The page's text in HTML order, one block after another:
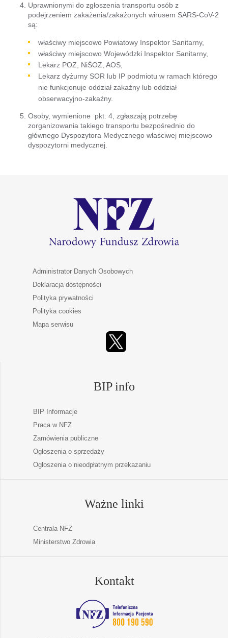
Uprawnionymi do zgłoszenia transportu osób z
podejrzeniem zakażenia/zakażonych wirusem SARS-CoV-2
są:
właściwy miejscowo Powiatowy Inspektor Sanitarny,
właściwy miejscowo Wojewódzki Inspektor Sanitarny,
Lekarz POZ, NiŚOZ, AOS,
Lekarz dyżurny SOR lub IP podmiotu w ramach którego
nie funkcjonuje oddział zakaźny lub oddział
obserwacyjno-zakaźny.
Osoby, wymienione pkt. 4, zgłaszają potrzebę
zorganizowania takiego transportu bezpośrednio do
głównego Dyspozytora Medycznego właściwej miejscowo
dyspozytorni medycznej.
Administrator Danych Osobowych
Deklaracja dostępności
Polityka prywatności
Polityka cookies
Mapa serwisu
BIP info
BIP Informacje
Praca w NFZ
Zamówienia publiczne
Ogłoszenia o sprzedaży
Ogłoszenia o nieodpłatnym przekazaniu
Ważne linki
Centrala NFZ
Ministerstwo Zdrowia
Kontakt